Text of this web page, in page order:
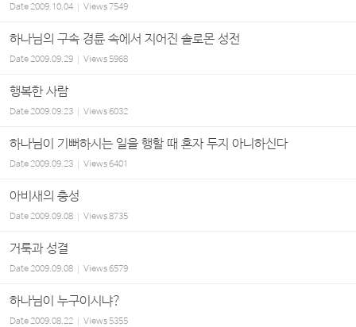
Date2009.10.04 Views7549
하나님의 구속 경륜 속에서 지어진 솔로몬 성전
Date2009.09.29 Views 5968
행복한 사람
Date2009.09.23 Views6032
하나님이 기뻐하시는 일을 행할 때 혼자 두지 아니하신다
Date2009.09.23 Views6401
아비새의 충성
Date2009.09.08 Views8735
거룩과 성결
Date2009.09.08 Views6579
하나님이 누구이시냐?
Date2009.08.22 Views 5355